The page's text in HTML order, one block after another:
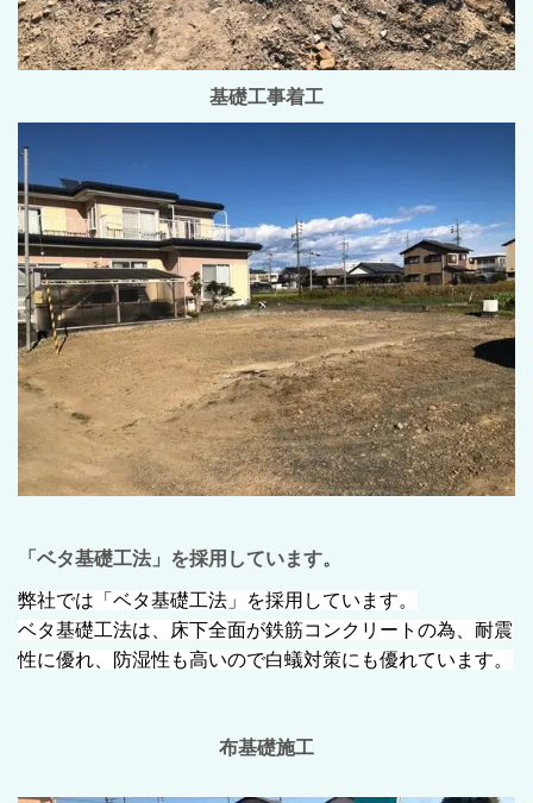
基礎工事着工
「ベタ基礎工法」を採用しています。
弊社では「ベタ基礎工法」を採用しています。
ベタ基礎工法は、床下全面が鉄筋コンクリートの為、耐震
性に優れ、防湿性も高いので白蟻対策にも優れています。
布基礎施工